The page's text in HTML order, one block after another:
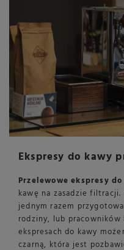
Ekspresy do kawy
Przelewowe ekspresy
kawę na zasadzie
jednym razem
rodziny, lub
ekspresach do kawy
czarną, która jest